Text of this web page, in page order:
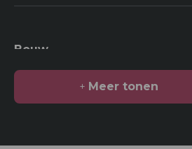
Bouw
Soort bouw
Bouwjaar 2004
Meer tonen